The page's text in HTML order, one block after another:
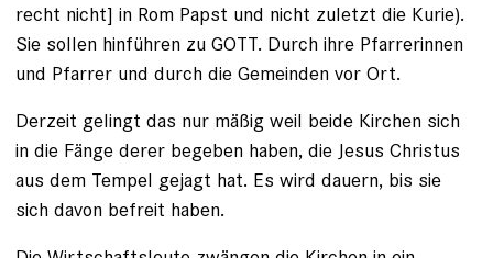
recht nicht] in Rom Papst und nicht zuletzt die Kurie).
Sie sollen hinführen zu GOTT. Durch ihre Pfarrerinnen
und Pfarrer und durch die Gemeinden vor Ort.
Derzeit gelingt das nur mäßig weil beide Kirchen sich
in die Fänge derer begeben haben, die Jesus Christus
aus dem Tempel gejagt hat. Es wird dauern, bis sie
sich davon befreit haben.